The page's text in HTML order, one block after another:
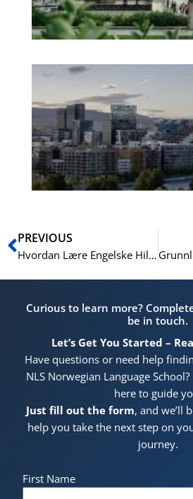
Prev
PREVIOUS
Hvordan Lære Engelske Hilsener og Uttrykk
Curious to learn more?
be in touch.
Let’s Get You Started –
Have questions or need help
NLS Norwegian Language
here to guide
Just fill out the form, and we’ll
help you take the next step on
journey.
First Name